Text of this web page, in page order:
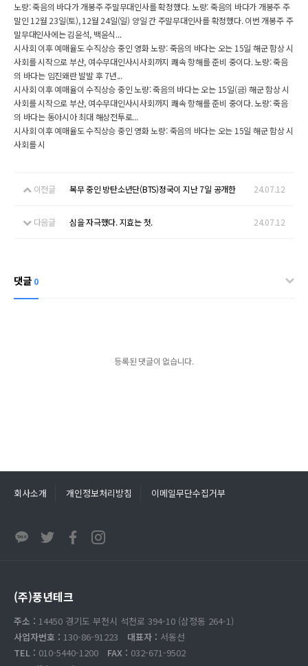
노량: 죽음의 바다가 개봉주 주말무대인사를 확정했다. 노량: 죽음의 바다가 개봉주 주
말인 12월 23일(토), 12월 24일(일) 양일 간 주말무대인사를 확정했다. 이번 개봉주 주
말무대인사에는 김윤석, 백윤식...
시사회 이후 예매율도 수직상승 중인 영화 노량: 죽음의 바다는 오는 15일 해군 함상 시
사회를 시작으로 부산, 여수무대인사시사회까지 쾌속 항해를 준비 중이다. 노량: 죽음
의 바다는 임진왜란 발발 후 7년...
시사회 이후 예매율이 수직상승 중인 노량: 죽음의 바다는 오는 15일(금) 해군 함상 시
사회를 시작으로 부산, 여수무대인사시사회까지 쾌속 항해를 준비 중이다. 노량: 죽음
의 바다는 동아시아 최대 해상전투로...
시사회 이후 예매율도 수직상승 중인 영화 노량: 죽음의 바다는 오는 15일 해군 함상 시
사회를 시
이전글 복무 중인 방탄소년단(BTS)정국이 지난 7일 공개한 24.07.12
다음글 심을 자극했다. 지효는 첫. 24.07.12
댓글 0
등록된 댓글이 없습니다.
회사소개 개인정보처리방침 이메일무단수집거부
(주)풍년테크
주소 : 14450 경기도 부천시 석천로 394-10 (삼정동 264-1)
사업자번호 : 130-86-91223 대표자 : 서동선
TEL : 010-5440-1200 FAX : 032-671-9502